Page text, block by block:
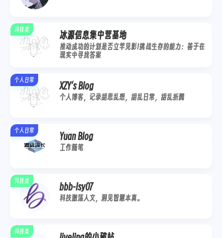
科技类
冰源信息集中营基地
推动成功的计划是否立竿见影!挑战生存的能力：善于在
现实中寻找答案
个人日常
XZY‘s Blog
个人博客，记录胡思乱想，胡乱日常，胡乱折腾
个人日常
Yuan Blog
工作随笔
科技类
bbb-lsy07
科技激荡人文，洞见智慧本真。
科技类